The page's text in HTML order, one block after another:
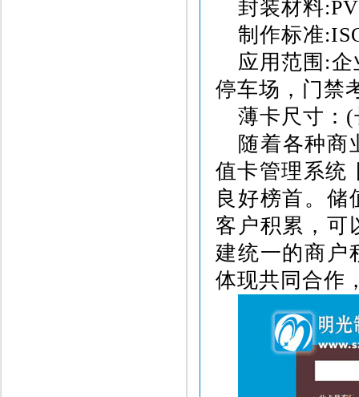
封装材料
制作标准
应用范围 :企
停车场，门禁
薄卡尺寸： (
随着各种商
值卡管理系统
良好榜首。储
客户积累，可
建统一的商户
体现共同合作